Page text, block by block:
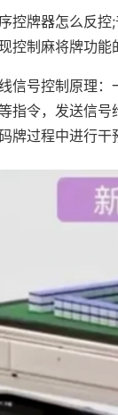
控牌器怎么反
控制麻将牌功能
信号控制原理
指令，发送信
牌过程中进行干